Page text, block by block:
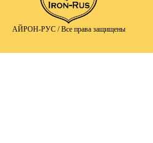
АЙРОН-РУС /Все права защищены